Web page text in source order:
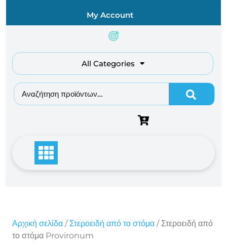
My Account
All Categories
Αναζήτηση για:
Αρχική σελίδα / Στεροειδή από το στόμα / Στεροειδή από
το στόμα Provironum